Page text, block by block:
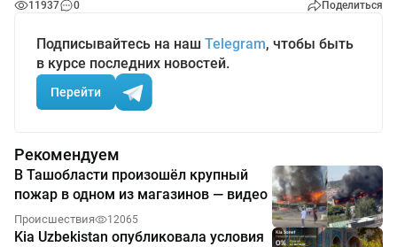
11937 0 Поделиться
Подписывайтесь на наш Telegram, чтобы быть
в курсе последних новостей.
Перейти
Рекомендуем
В Ташобласти произошёл крупный
пожар в одном из магазинов — видео
Происшествия 12065
Kia Uzbekistan опубликовала условия